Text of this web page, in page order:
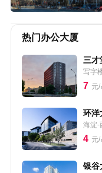
热门办公大厦
三才
写字
7 元/
环洋
海淀-
4 元/
银谷